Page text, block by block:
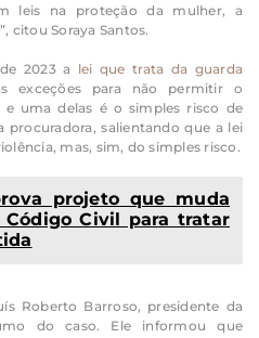
leis na proteção da mulher, a
citou Soraya Santos.
2023 a lei que trata da guarda
exceções para não permitir o
uma delas é o simples risco de
procuradora, salientando que a lei
mas, sim, do simples risco.
projeto que muda
Civil para tratar
Roberto Barroso, presidente da
do caso. Ele informou que